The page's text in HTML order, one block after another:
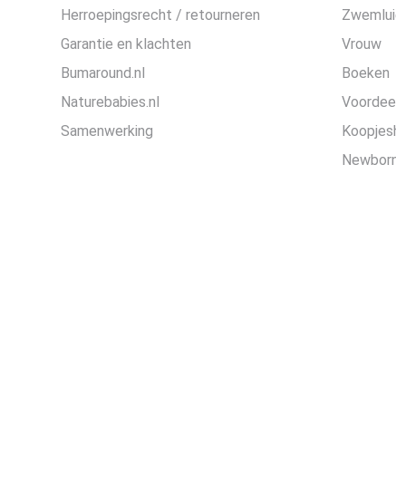
Herroepingsrecht / retourneren
Garantie en klachten
Bumaround.nl
Naturebabies.nl
Samenwerking
Vrouw
Boeken